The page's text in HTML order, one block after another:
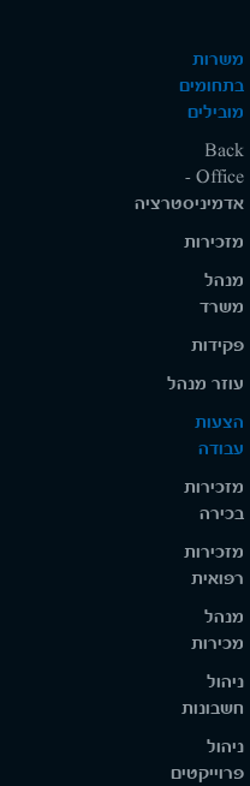
משרות
בתחומים
מובילים
Back
Office -
אדמיניסטרציה
מזכירות
מנהל
משרד
פקידות
עוזר מנהל
הצעות
עבודה
מזכירות
בכירה
מזכירות
רפואית
מנהל
מכירות
ניהול
חשבונות
ניהול
פרוייקטים